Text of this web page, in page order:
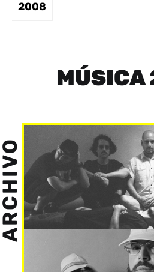
2008